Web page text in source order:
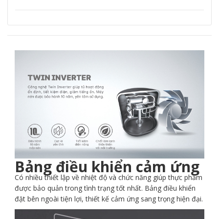
Bảng điều khiển cảm ứng
Có nhiều thiết lập về nhiệt độ và chức năng giúp thực phẩm
được bảo quản trong tình trạng tốt nhất. Bảng điều khiển
đặt bên ngoài tiện lợi, thiết kế cảm ứng sang trọng hiện đại.